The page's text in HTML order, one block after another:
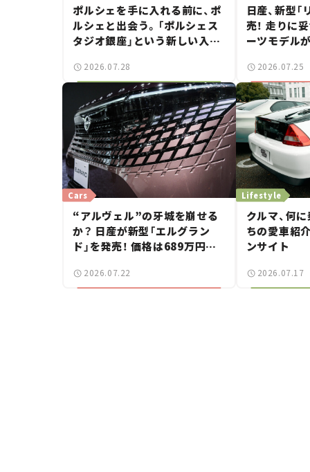
ポルシェを手に入れる前に、ポ
ルシェと出会う。「ポルシェス
タジオ銀座」という新しい入口
する？＜第14回＞
2026.07.28
日産、新型
売！ 走りに
ーツモデル
2026.07.25
Cars
“アルヴェル”の牙城を崩せる
か？ 日産が新型「エルグラン
ド」を発売！ 価格は689万円か
2026.07.22
Lifestyle
クルマ、何
ちの愛車紹
ンサイト
2026.07.17